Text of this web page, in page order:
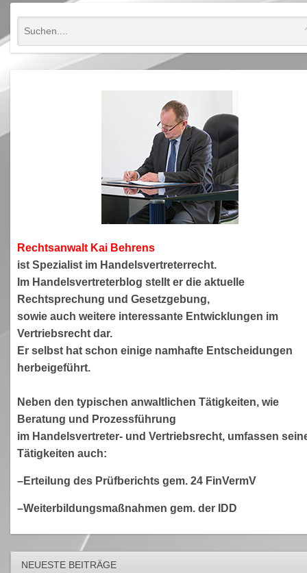
Rechtsanwalt Kai Behrens
ist Spezialist im Handelsvertreterrecht.
Im Handelsvertreterblog stellt er die aktuelle
Rechtsprechung und Gesetzgebung,
sowie auch weitere interessante Entwicklungen im
Vertriebsrecht dar.
Er selbst hat schon einige namhafte Entscheidungen
herbeigeführt.
Neben den typischen anwaltlichen Tätigkeiten, wie
Beratung und Prozessführung
im Handelsvertreter- und Vertriebsrecht, umfassen
Tätigkeiten auch:
–Erteilung des Prüfberichts gem. 24 FinVermV
–Weiterbildungsmaßnahmen gem. der IDD
NEUESTE BEITRÄGE